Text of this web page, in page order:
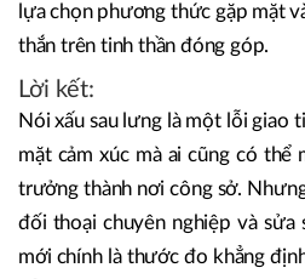
lựa chọn phương thức gặp mặt
thắn trên tinh thần đóng góp.
Lời kết:
Nói xấu sau lưng là một lỗi giao
mặt cảm xúc mà ai cũng có thể
trưởng thành nơi công sở.
đối thoại chuyên nghiệp và sửa
mới chính là thước đo khẳng